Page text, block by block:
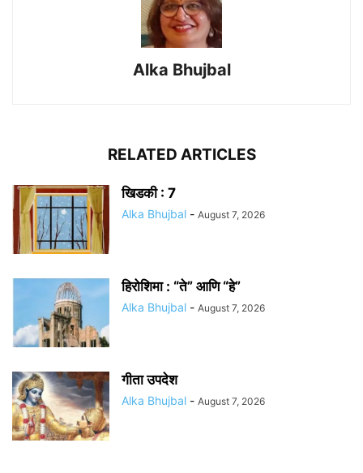
Alka Bhujbal
RELATED ARTICLES
खिडकी : 7
Alka Bhujbal - August 7, 2026
हिरोशिमा : “ते” आणि “हे”
Alka Bhujbal - August 7, 2026
गीता उपदेश
Alka Bhujbal - August 7, 2026